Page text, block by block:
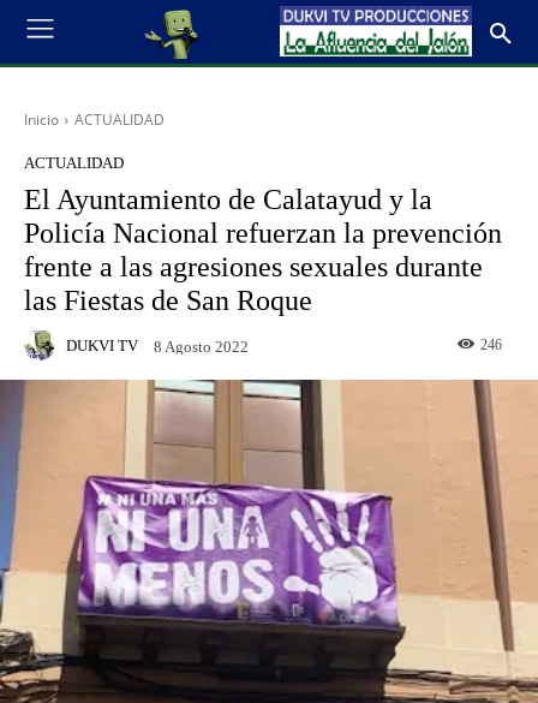
Inicio ACTUALIDAD
ACTUALIDAD
El Ayuntamiento de Calatayud y la
Policía Nacional refuerzan la prevención
frente a las agresiones sexuales durante
las Fiestas de San Roque
DUKVI TV 8 Agosto 2022 246